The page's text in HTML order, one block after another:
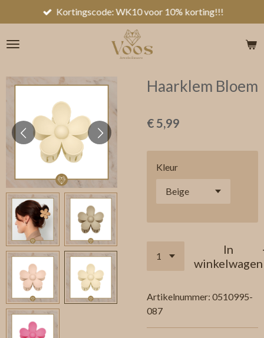
direct
naar
Kortingscode: WK10 voor 10% korting!!!
Haarklem Bloem
€ 5,99
Kleur
In
winkelwagen
Artikelnummer: 0510995-
087